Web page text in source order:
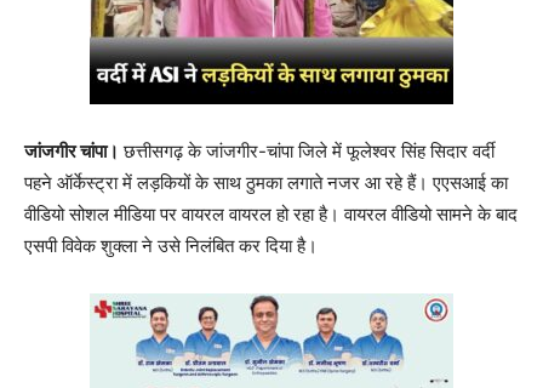
जांजगीर चांपा। छत्तीसगढ़ के जांजगीर-चांपा जिले में फूलेश्वर सिंह सिदार वर्दी
पहने ऑर्केस्ट्रा में लड़कियों के साथ ठुमका लगाते नजर आ रहे हैं। एएसआई का
वीडियो सोशल मीडिया पर वायरल वायरल हो रहा है। वायरल वीडियो सामने के बाद
एसपी विवेक शुक्ला ने उसे निलंबित कर दिया है।